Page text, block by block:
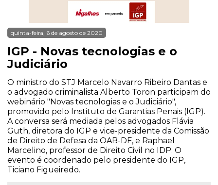
quinta-feira, 6 de agosto de 2020
IGP - Novas tecnologias e o
Judiciário
O ministro do STJ Marcelo Navarro Ribeiro Dantas e
o advogado criminalista Alberto Toron participam do
webinário "Novas tecnologias e o Judiciário",
promovido pelo Instituto de Garantias Penais (IGP).
A conversa será mediada pelos advogados Flávia
Guth, diretora do IGP e vice-presidente da Comissão
de Direito de Defesa da OAB-DF, e Raphael
Marcelino, professor de Direito Civil no IDP. O
evento é coordenado pelo presidente do IGP,
Ticiano Figueiredo.